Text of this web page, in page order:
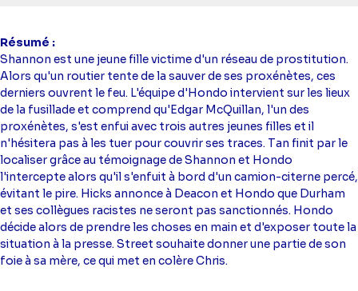
Résumé
Shannon est une jeune fille victime d'un réseau de prostitution.
Alors qu'un routier tente de la sauver de ses proxénètes, ces
derniers ouvrent le feu. L'équipe d'Hondo intervient sur les lieux
de la fusillade et comprend qu'Edgar McQuillan, l'un des
proxénètes, s'est enfui avec trois autres jeunes filles et il
n'hésitera pas à les tuer pour couvrir ses traces. Tan finit par le
localiser grâce au témoignage de Shannon et Hondo
l'intercepte alors qu'il s'enfuit à bord d'un camion-citerne percé,
évitant le pire. Hicks annonce à Deacon et Hondo que Durham
et ses collègues racistes ne seront pas sanctionnés. Hondo
décide alors de prendre les choses en main et d'exposer toute la
situation à la presse. Street souhaite donner une partie de son
foie à sa mère, ce qui met en colère Chris.